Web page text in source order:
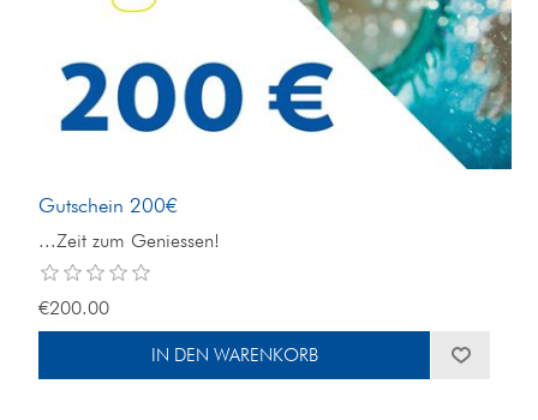
Gutschein 200€
...Zeit zum Geniessen!
€200.00